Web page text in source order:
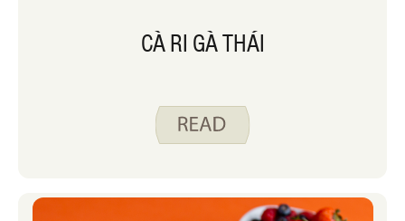
CÀ RI GÀ THÁI